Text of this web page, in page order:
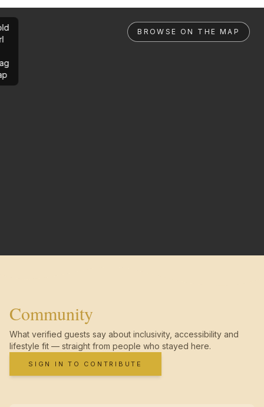
BROWSE ON THE MAP
Community
What verified guests say about inclusivity, accessibility and
lifestyle fit — straight from people who stayed here.
SIGN IN TO CONTRIBUTE